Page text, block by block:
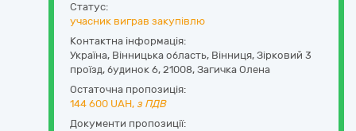
Статус:
учасник виграв закупівлю
Контактна інформація:
Україна, Вінницька область, Вінниця, Зірковий 3
проїзд, будинок 6, 21008, Загичка Олена
Остаточна пропозиція:
144 600 UAH, з ПДВ
Документи пропозиції: